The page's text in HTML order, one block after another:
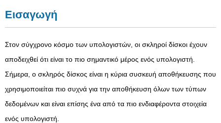
Εισαγωγή
Στον σύγχρονο κόσμο των υπολογιστών, οι σκληροί δίσκοι έχουν
αποδειχθεί ότι είναι το πιο σημαντικό μέρος ενός υπολογιστή.
Σήμερα, ο σκληρός δίσκος είναι η κύρια συσκευή αποθήκευσης που
χρησιμοποιείται πιο συχνά για την αποθήκευση όλων των τύπων
δεδομένων και είναι επίσης ένα από τα πιο ενδιαφέροντα στοιχεία
ενός υπολογιστή.